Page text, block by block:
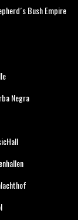
Bush Empire
Negra